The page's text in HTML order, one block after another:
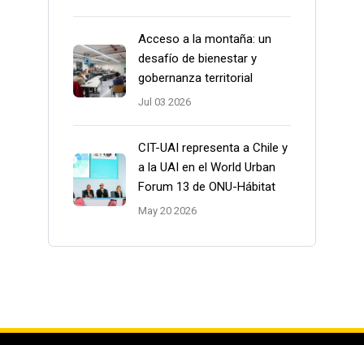
Acceso a la montaña: un
desafío de bienestar y
gobernanza territorial
Jul 03 2026
CIT-UAI representa a Chile y
a la UAI en el World Urban
Forum 13 de ONU-Hábitat
May 20 2026